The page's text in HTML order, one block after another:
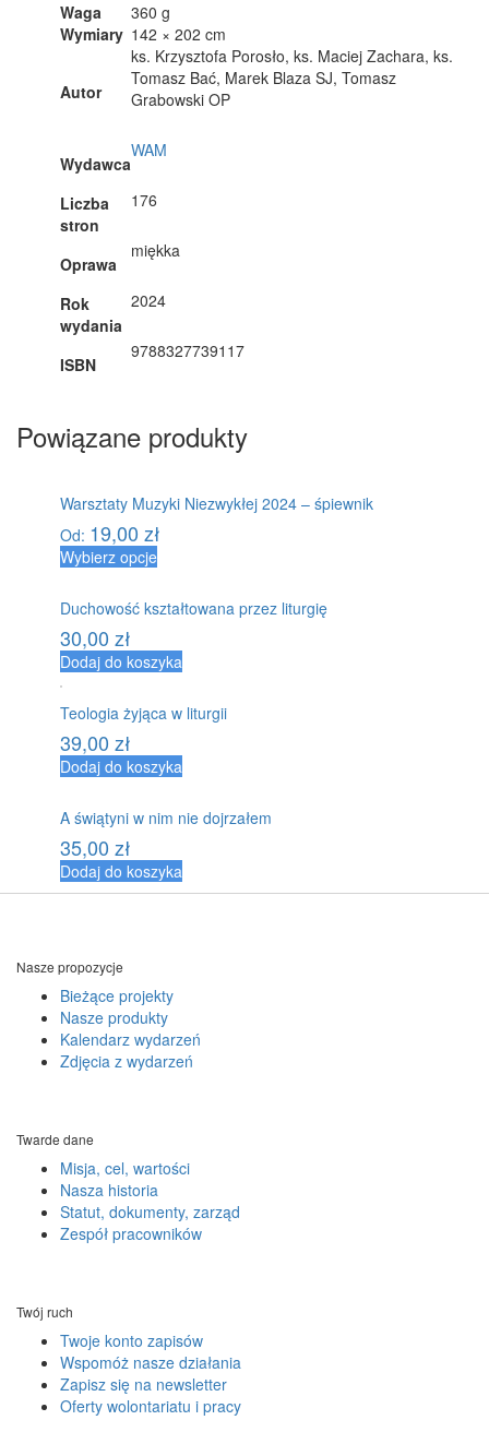
Waga
360 g
Wymiary 142 × 202 cm
Autor
ks. Krzysztofa Porosło, ks. Maciej Zachara, ks.
Tomasz Bać, Marek Blaza SJ, Tomasz
Grabowski OP
Wydawca
WAM
Liczba
stron
176
Oprawa
miękka
Rok
wydania
2024
ISBN
9788327739117
Powiązane produkty
Warsztaty Muzyki Niezwykłej 2024 – śpiewnik
Od: 19,00 zł
Wybierz opcje
Duchowość kształtowana przez liturgię
30,00 zł
Dodaj do koszyka
Teologia żyjąca w liturgii
39,00 zł
Dodaj do koszyka
A świątyni w nim nie dojrzałem
35,00 zł
Dodaj do koszyka
Nasze propozycje
Bieżące projekty
Nasze produkty
Kalendarz wydarzeń
Zdjęcia z wydarzeń
Twarde dane
Misja, cel, wartości
Nasza historia
Statut, dokumenty, zarząd
Zespół pracowników
Twój ruch
Twoje konto zapisów
Wspomóż nasze działania
Zapisz się na newsletter
Oferty wolontariatu i pracy